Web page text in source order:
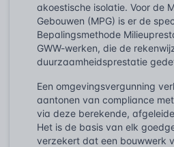
akoestische isolatie. Voor de
Gebouwen (MPG) is er de
Bepalingsmethode
GWW-werken, die de
duurzaamheidsprestatie
Een omgevingsvergunning
aantonen van compliance
via deze berekende,
Het is de basis van elk
verzekert dat een bouwwerk